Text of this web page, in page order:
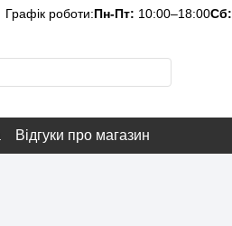
Графік роботи:Пн-Пт: 10:00–18:00Сб:
Відгуки про магазин